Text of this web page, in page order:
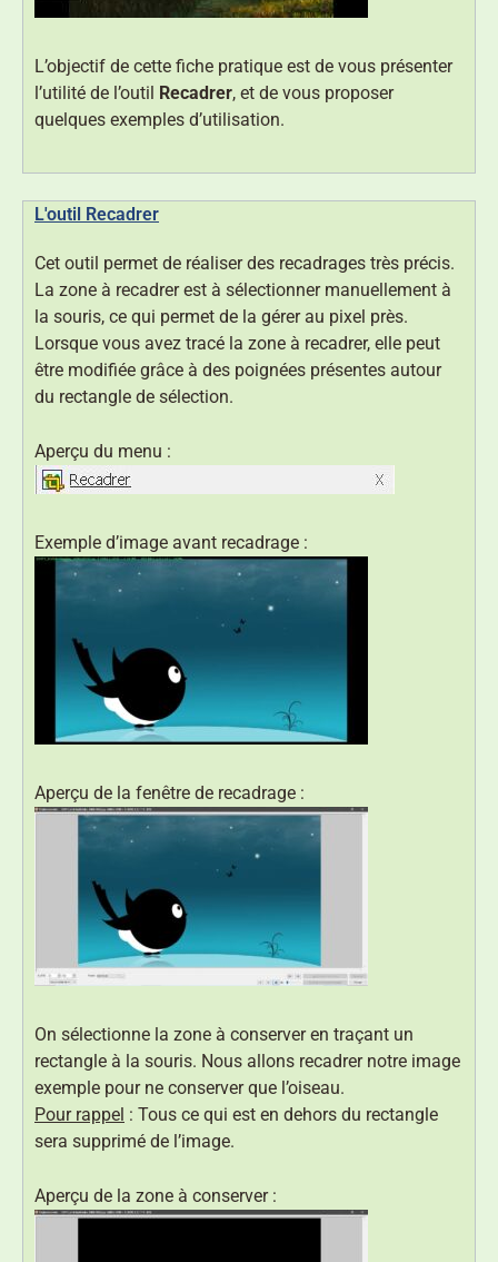
L’objectif de cette fiche pratique est de vous présenter
l’utilité de l’outil
Recadrer, et de vous proposer
quelques exemples d’utilisation.
L'outil Recadrer
Cet outil permet de réaliser des recadrages très précis.
La zone à recadrer est à sélectionner manuellement à
la souris, ce qui permet de la gérer au pixel près.
Lorsque vous avez tracé la zone à recadrer, elle peut
être modifiée grâce à des poignées présentes autour
du rectangle de sélection.
Aperçu du menu :
Exemple d’image avant recadrage :
Aperçu de la fenêtre de recadrage :
On sélectionne la zone à conserver en traçant un
rectangle à la souris. Nous allons recadrer notre image
exemple pour ne conserver que l’oiseau.
Pour rappel : Tous ce qui est en dehors du rectangle
sera supprimé de l’image.
Aperçu de la zone à conserver :